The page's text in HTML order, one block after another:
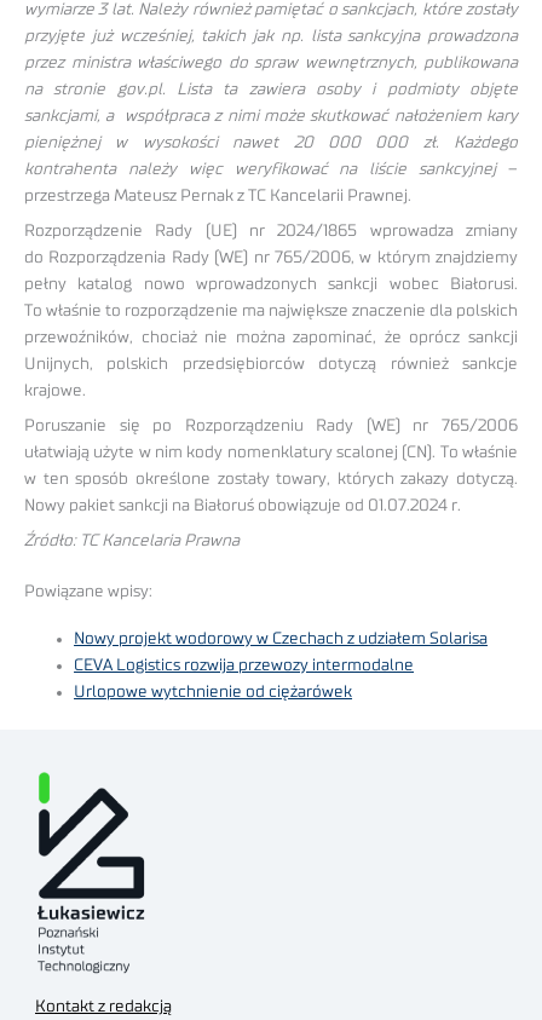
wymiarze 3 lat. Należy również pamiętać o sankcjach, które zostały
przyjęte już wcześniej, takich jak np. lista sankcyjna prowadzona
przez ministra właściwego do spraw wewnętrznych, publikowana
na stronie gov.pl. Lista ta zawiera osoby i podmioty objęte
sankcjami, a współpraca z nimi może skutkować nałożeniem kary
pieniężnej w wysokości nawet 20 000 000 zł. Każdego
kontrahenta należy więc weryfikować na liście sankcyjnej–
przestrzega Mateusz Pernak z TC Kancelarii Prawnej.
Rozporządzenie Rady (UE) nr 2024/1865 wprowadza zmiany
do Rozporządzenia Rady (WE) nr 765/2006, w którym znajdziemy
pełny katalog nowo wprowadzonych sankcji wobec Białorusi.
To właśnie to rozporządzenie ma największe znaczenie dla polskich
przewoźników, chociaż nie można zapominać, że oprócz sankcji
Unijnych, polskich przedsiębiorców dotyczą również sankcje
krajowe.
Poruszanie się po Rozporządzeniu Rady (WE) nr 765/2006
ułatwiają użyte w nim kody nomenklatury scalonej (CN). To właśnie
w ten sposób określone zostały towary, których zakazy dotyczą.
Nowy pakiet sankcji na Białoruś obowiązuje od 01.07.2024 r.
Źródło: TC Kancelaria Prawna
Powiązane wpisy:
Nowy projekt wodorowy w Czechach z udziałem Solarisa
CEVA Logistics rozwija przewozy intermodalne
Urlopowe wytchnienie od ciężarówek
Kontakt z redakcją